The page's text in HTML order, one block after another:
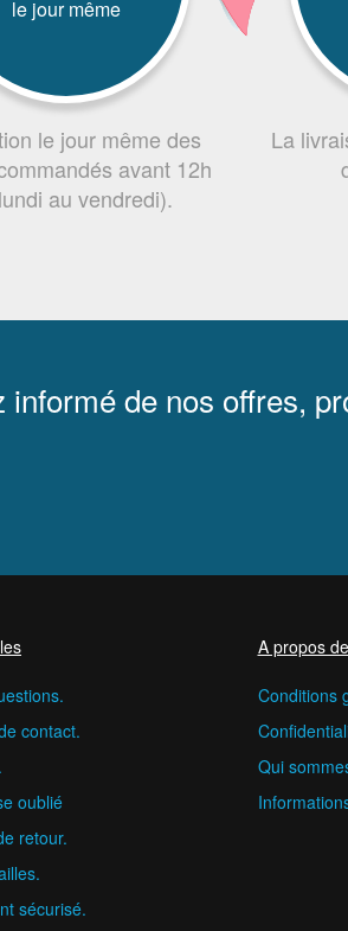
le jour même
le jour même des
avant 12h
au vendredi).
La
informé de nos offres,
contact.
oublié
retour.
sécurisé.
A propos
Conditions
Qui